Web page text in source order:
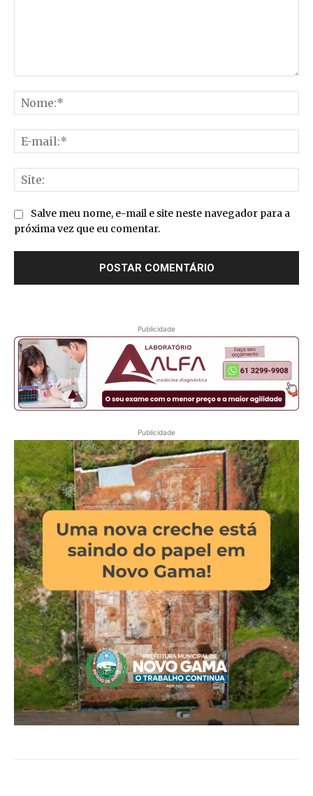
Salve meu nome, e-mail e site neste navegador para a
próxima vez que eu comentar.
Publicidade
Publicidade